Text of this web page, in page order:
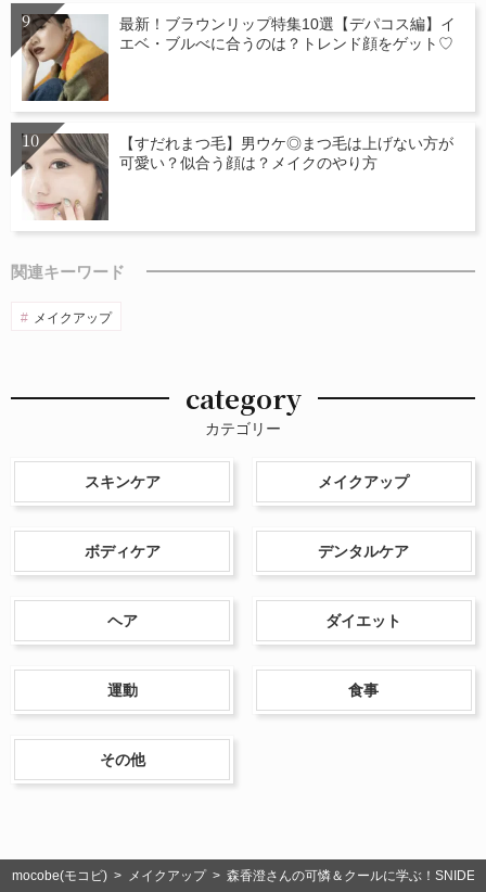
最新！ブラウンリップ特集10選【デパコス編】イ
エベ・ブルべに合うのは？トレンド顔をゲット♡
【すだれまつ毛】男ウケ◎まつ毛は上げない方が
可愛い？似合う顔は？メイクのやり方
関連キーワード
メイクアップ
category
カテゴリー
スキンケア メイクアップ
ボディケア デンタルケア
ヘア ダイエット
運動 食事
その他
mocobe(モコビ) > メイクアップ> 森香澄さんの可憐＆クールに学ぶ！